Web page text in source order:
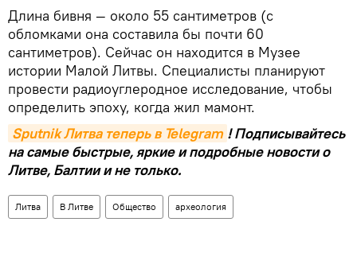
Длина бивня — около 55 сантиметров (с
обломками она составила бы почти 60
сантиметров). Сейчас он находится в Музее
истории Малой Литвы. Специалисты планируют
провести радиоуглеродное исследование, чтобы
определить эпоху, когда жил мамонт.
Sputnik Литва теперь в Telegram ! Подписывайтесь
на самые быстрые, яркие и подробные новости о
Литве, Балтии и не только.
Литва В Литве Общество археология